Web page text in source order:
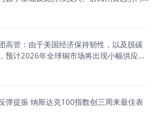
高管：由于美国经济保持韧性，以及脱碳
预计2026年全球铜市场将出现小幅供应短
弹提振 纳斯达克100指数创三周来最佳表